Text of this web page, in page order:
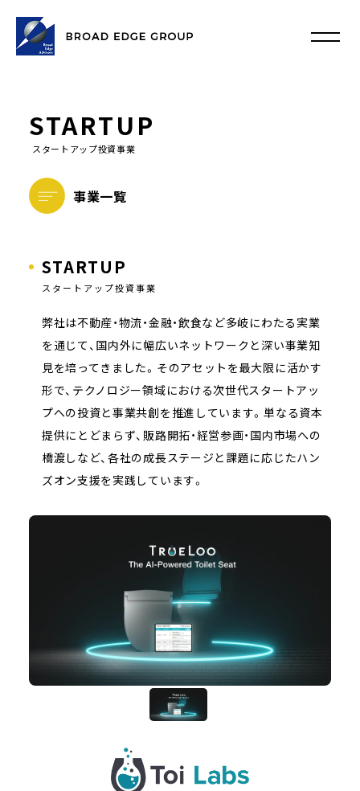
STARTUP
スタートアップ投資事業
事業一覧
STARTUP
スタートアップ投資事業
弊社は不動産・物流・金融・飲食など多岐にわたる実業
を通じて、国内外に幅広いネットワークと深い事業知
見を培ってきました。そのアセットを最大限に活かす
形で、テクノロジー領域における次世代スタートアッ
プへの投資と事業共創を推進しています。単なる資本
提供にとどまらず、販路開拓・経営参画・国内市場への
橋渡しなど、各社の成長ステージと課題に応じたハン
ズオン支援を実践しています。